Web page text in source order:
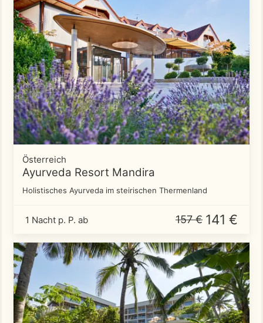
Österreich
Ayurveda Resort Mandira
Holistisches Ayurveda im steirischen Thermenland
1 Nacht p. P. ab 157 € 141 €